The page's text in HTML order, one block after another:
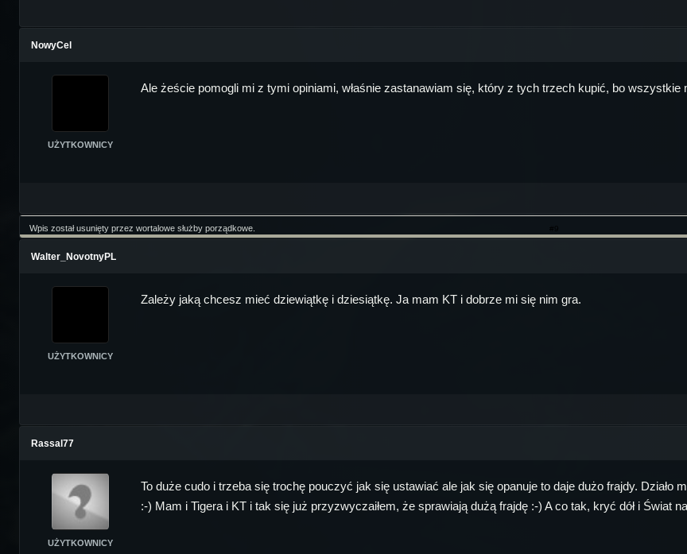
NowyCel
UŻYTKOWNICY
Ale żeście pomogli mi z tymi opiniami, właśnie zastanawiam się, który z tych trzech kupić, bo
Wpis został usunięty przez wortalowe służby porządkowe. #9
Walter_NovotnyPL
UŻYTKOWNICY
Zależy jaką chcesz mieć dziewiątkę i dziesiątkę. Ja mam KT i dobrze mi się nim gra.
Rassal77
UŻYTKOWNICY
To duże cudo i trzeba się trochę pouczyć jak się ustawiać ale jak się opanuje to daje dużo frajdy. Działo
:-) Mam i Tigera i KT i tak się już przyzwyczaiłem, że sprawiają dużą frajdę :-) A co tak, kryć dół i Świat